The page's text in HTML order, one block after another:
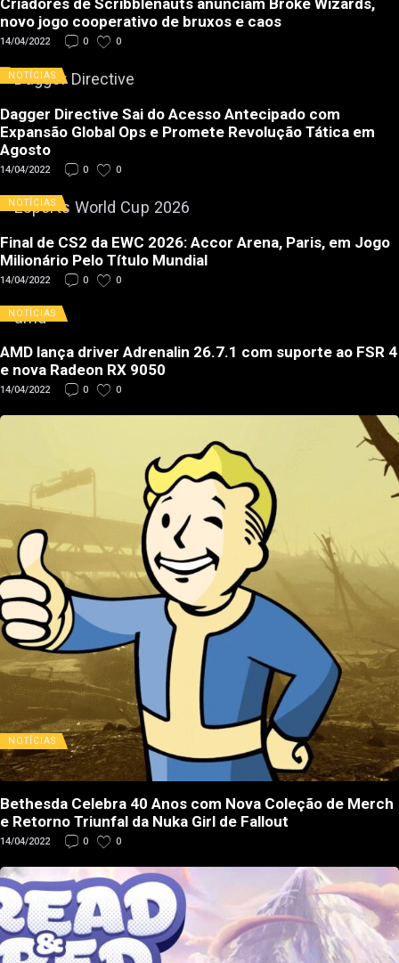
Criadores de Scribblenauts anunciam Broke Wizards,
novo jogo cooperativo de bruxos e caos
14/04/2022 0 0
NOTÍCIAS
Dagger Directive Sai do Acesso Antecipado com
Expansão Global Ops e Promete Revolução Tática em
Agosto
14/04/2022 0 0
NOTÍCIAS
Final de CS2 da EWC 2026: Accor Arena, Paris, em Jogo
Milionário Pelo Título Mundial
14/04/2022 0 0
NOTÍCIAS
AMD lança driver Adrenalin 26.7.1 com suporte ao FSR 4
e nova Radeon RX 9050
14/04/2022 0 0
NOTÍCIAS
Bethesda Celebra 40 Anos com Nova Coleção de Merch
e Retorno Triunfal da Nuka Girl de Fallout
14/04/2022 0 0